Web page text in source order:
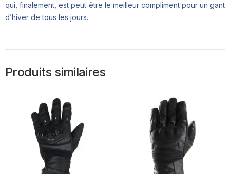
qui, finalement, est peut‑être le meilleur compliment pour un gant
d’hiver de tous les jours.
Produits similaires